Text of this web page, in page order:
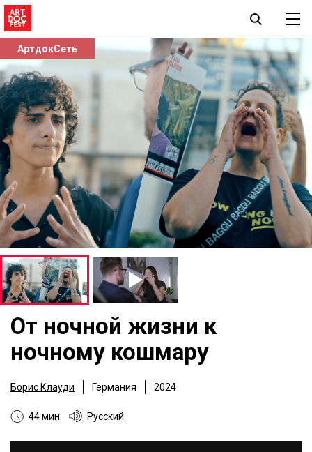
АртдокСеть
От ночной жизни к
ночному кошмару
Борис Клауди Германия 2024
44 мин. Русский